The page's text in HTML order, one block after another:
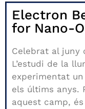
Electron
for Nano-
Celebrat al juny
L’estudi de la
experimentat
els últims anys.
aquest camp,